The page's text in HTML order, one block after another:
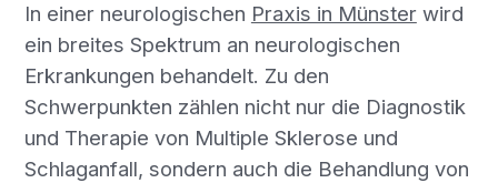
In einer neurologischen Praxis in Münsterwird
ein breites Spektrum an neurologischen
Erkrankungen behandelt. Zu den
Schwerpunkten zählen nicht nur die Diagnostik
und Therapie von Multiple Sklerose und
Schlaganfall, sondern auch die Behandlung von